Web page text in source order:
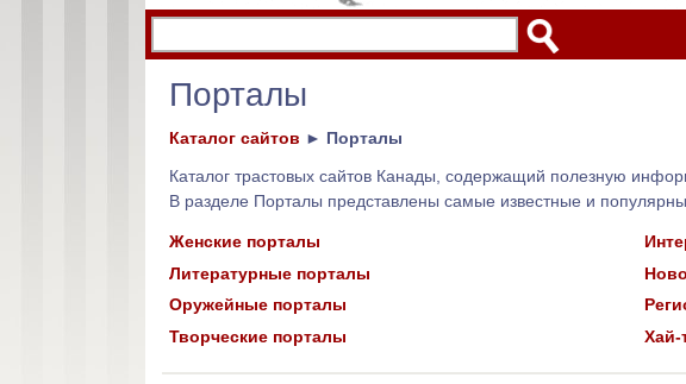
Порталы
Каталог сайтов ► Порталы
Каталог трастовых сайтов Канады, содержащий полезную
В разделе Порталы представлены самые известные и
Женские порталы
Литературные порталы
Оружейные порталы
Творческие порталы
Хай-